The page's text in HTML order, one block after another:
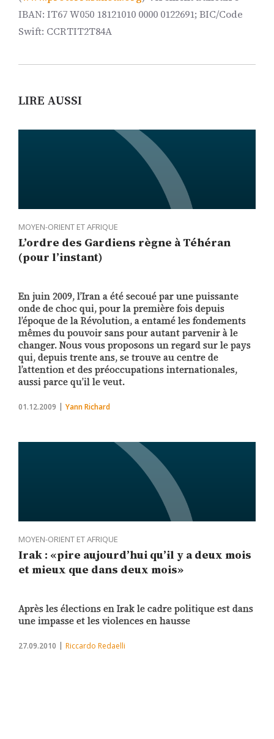
IBAN: IT67 W050 18121010 0000 0122691; BIC/Code
Swift: CCRTIT2T84A
LIRE AUSSI
MOYEN-ORIENT ET AFRIQUE
L’ordre des Gardiens règne à Téhéran
(pour l’instant)
En juin 2009, l’Iran a été secoué par une puissante
onde de choc qui, pour la première fois depuis
l’époque de la Révolution, a entamé les fondements
mêmes du pouvoir sans pour autant parvenir à le
changer. Nous vous proposons un regard sur le pays
qui, depuis trente ans, se trouve au centre de
l’attention et des préoccupations internationales,
aussi parce qu’il le veut.
01.12.2009 Yann Richard
MOYEN-ORIENT ET AFRIQUE
Irak : «pire aujourd’hui qu’il y a deux mois
et mieux que dans deux mois»
Après les élections en Irak le cadre politique est dans
une impasse et les violences en hausse
27.09.2010 Riccardo Redaelli